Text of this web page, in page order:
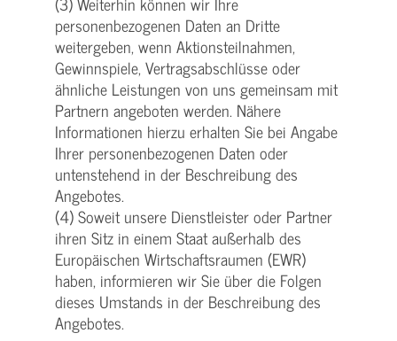
personenbezogenen Daten an Dritte
weitergeben, wenn Aktionsteilnahmen,
Gewinnspiele, Vertragsabschlüsse oder
ähnliche Leistungen von uns gemeinsam mit
Partnern angeboten werden. Nähere
Informationen hierzu erhalten Sie bei Angabe
Ihrer personenbezogenen Daten oder
untenstehend in der Beschreibung des
Angebotes.
(4) Soweit unsere Dienstleister oder Partner
ihren Sitz in einem Staat außerhalb des
Europäischen Wirtschaftsraumen (EWR)
haben, informieren wir Sie über die Folgen
dieses Umstands in der Beschreibung des
Angebotes.